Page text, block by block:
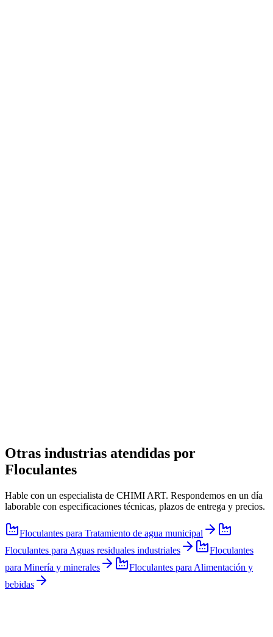
Otras industrias atendidas por
Floculantes
Hable con un especialista de CHIMI ART. Respondemos en un día
laborable con especificaciones técnicas, plazos de entrega y precios.
Floculantes para Tratamiento de agua municipal
Floculantes para Aguas residuales industriales
Floculantes
para Minería y minerales Floculantes para Alimentación y
bebidas